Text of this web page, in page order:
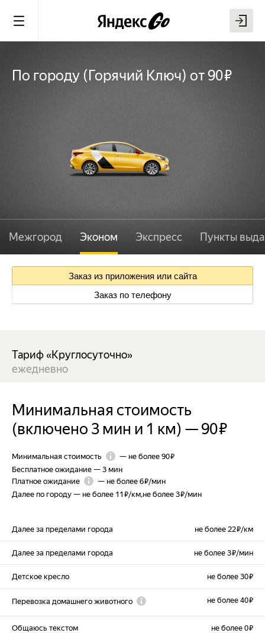
По городу ( Горячий Ключ) от 90 ₽
Межгород Эконом Экспресс Пункты
Заказ из приложения или сайта
Заказ по телефону
Тариф «Круглосуточно»
ежедневно
Минимальная стоимость
(включено 3 мин и 1 км) —90 ₽
Минимальная стоимость — не более 90 ₽
Бесплатное ожидание — 3 мин
Платное ожидание
— не более 6 ₽/мин
Далее по городу — не более 11 ₽/км,не более 3 ₽/мин
Далее за пределами города не более 22 ₽/км
Далее за пределами города не более 3 ₽/мин
Детское кресло не более 30 ₽
Перевозка домашнего животного не более 40 ₽
Общаюсь текстом не более 0 ₽